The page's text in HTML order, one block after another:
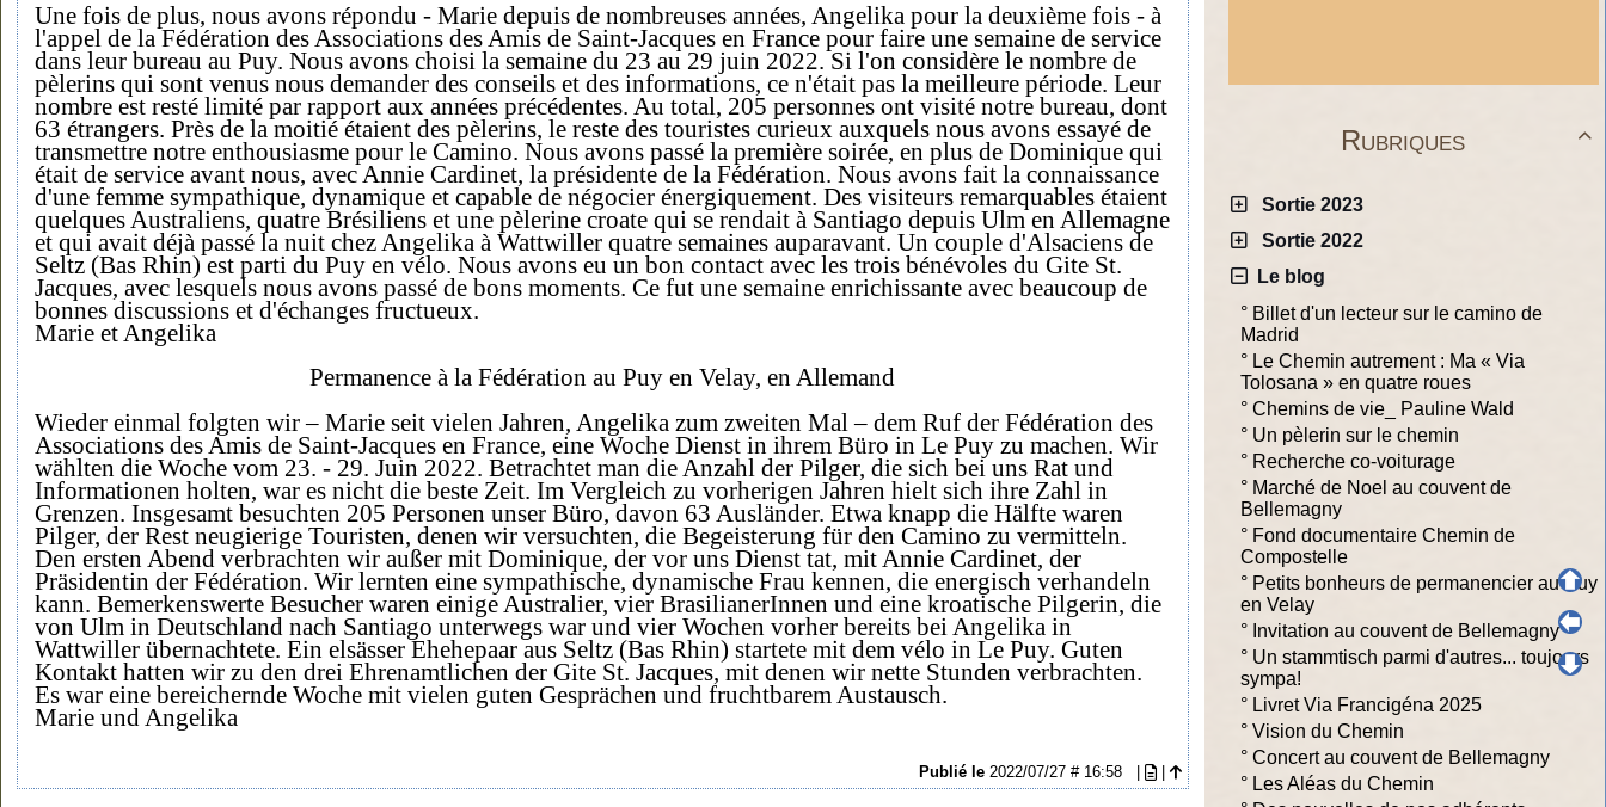
Une fois de plus, nous avons répondu - Marie depuis de nombreuses années, Angelika pour la deuxième fois - à
l'appel de la Fédération des Associations des Amis de Saint-Jacques en France pour faire une semaine de service
dans leur bureau au Puy. Nous avons choisi la semaine du 23 au 29 juin 2022. Si l'on considère le nombre de
pèlerins qui sont venus nous demander des conseils et des informations, ce n'était pas la meilleure période. Leur
nombre est resté limité par rapport aux années précédentes. Au total, 205 personnes ont visité notre bureau, dont
63 étrangers. Près de la moitié étaient des pèlerins, le reste des touristes curieux auxquels nous avons essayé de
transmettre notre enthousiasme pour le Camino. Nous avons passé la première soirée, en plus de Dominique qui
était de service avant nous, avec Annie Cardinet, la présidente de la Fédération. Nous avons fait la connaissance
d'une femme sympathique, dynamique et capable de négocier énergiquement. Des visiteurs remarquables étaient
quelques Australiens, quatre Brésiliens et une pèlerine croate qui se rendait à Santiago depuis Ulm en Allemagne
et qui avait déjà passé la nuit chez Angelika à Wattwiller quatre semaines auparavant. Un couple d'Alsaciens de
Seltz (Bas Rhin) est parti du Puy en vélo. Nous avons eu un bon contact avec les trois bénévoles du Gite St.
Jacques, avec lesquels nous avons passé de bons moments. Ce fut une semaine enrichissante avec beaucoup de
bonnes discussions et d'échanges fructueux.
Marie et Angelika
Permanence à la Fédération au Puy en Velay, en Allemand
Wieder einmal folgten wir – Marie seit vielen Jahren, Angelika zum zweiten Mal – dem Ruf der Fédération des
Associations des Amis de Saint-Jacques en France, eine Woche Dienst in ihrem Büro in Le Puy zu machen. Wir
wählten die Woche vom 23. - 29. Juin 2022. Betrachtet man die Anzahl der Pilger, die sich bei uns Rat und
Informationen holten, war es nicht die beste Zeit. Im Vergleich zu vorherigen Jahren hielt sich ihre Zahl in
Grenzen. Insgesamt besuchten 205 Personen unser Büro, davon 63 Ausländer. Etwa knapp die Hälfte waren
Pilger, der Rest neugierige Touristen, denen wir versuchten, die Begeisterung für den Camino zu vermitteln.
Den ersten Abend verbrachten wir außer mit Dominique, der vor uns Dienst tat, mit Annie Cardinet, der
Präsidentin der Fédération. Wir lernten eine sympathische, dynamische Frau kennen, die energisch verhandeln
kann. Bemerkenswerte Besucher waren einige Australier, vier BrasilianerInnen und eine kroatische Pilgerin, die
von Ulm in Deutschland nach Santiago unterwegs war und vier Wochen vorher bereits bei Angelika in
Wattwiller übernachtete. Ein elsässer Ehehepaar aus Seltz (Bas Rhin) startete mit dem vélo in Le Puy. Guten
Kontakt hatten wir zu den drei Ehrenamtlichen der Gite St. Jacques, mit denen wir nette Stunden verbrachten.
Es war eine bereichernde Woche mit vielen guten Gesprächen und fruchtbarem Austausch.
Marie und Angelika
Publié le 2022/07/27 # 16:58

Rubriques
Sortie 2023
Sortie 2022
Le blog
° Billet d'un lecteur sur le camino de
Madrid
° Le Chemin autrement : Ma « Via
Tolosana » en quatre roues
° Chemins de vie_ Pauline Wald
° Un pèlerin sur le chemin
° Recherche co-voiturage
° Marché de Noel au couvent de
Bellemagny
° Fond documentaire Chemin de
Compostelle
° Petits bonheurs de permanencier au Puy
en Velay
° Invitation au couvent de Bellemagny
° Un stammtisch parmi d'autres... toujours
sympa!
° Livret Via Francigéna 2025
° Vision du Chemin
° Concert au couvent de Bellemagny
° Les Aléas du Chemin